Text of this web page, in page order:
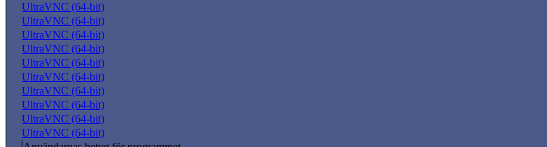
UltraVNC (64-bit)
UltraVNC (64-bit)
UltraVNC (64-bit)
UltraVNC (64-bit)
UltraVNC (64-bit)
UltraVNC (64-bit)
UltraVNC (64-bit)
UltraVNC (64-bit)
UltraVNC (64-bit)
UltraVNC (64-bit)